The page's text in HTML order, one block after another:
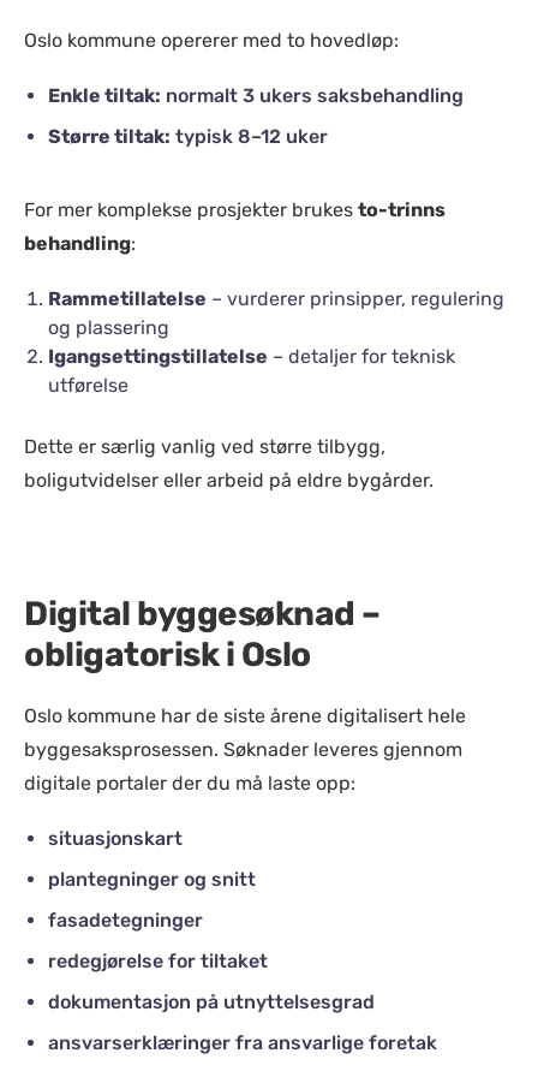
Oslo kommune opererer med to hovedløp:
Enkle tiltak: normalt 3 ukers saksbehandling
Større tiltak: typisk 8–12 uker
For mer komplekse prosjekter brukes to-trinns
behandling:
Rammetillatelse – vurderer prinsipper, regulering
og plassering
Igangsettingstillatelse – detaljer for teknisk
utførelse
Dette er særlig vanlig ved større tilbygg,
boligutvidelser eller arbeid på eldre bygårder.
Digital byggesøknad –
obligatorisk i Oslo
Oslo kommune har de siste årene digitalisert hele
byggesaksprosessen. Søknader leveres gjennom
digitale portaler der du må laste opp:
situasjonskart
plantegninger og snitt
fasadetegninger
redegjørelse for tiltaket
dokumentasjon på utnyttelsesgrad
ansvarserklæringer fra ansvarlige foretak